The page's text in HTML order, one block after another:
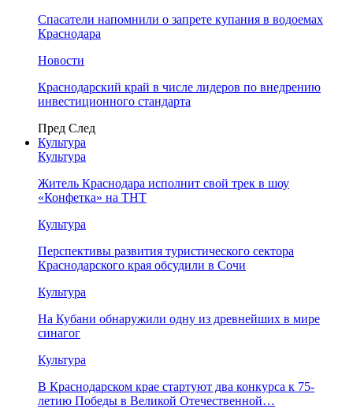
Спасатели напомнили о запрете купания в водоемах
Краснодара
Новости
Краснодарский край в числе лидеров по внедрению
инвестиционного стандарта
Пред След
Культура
Культура
Житель Краснодара исполнит свой трек в шоу
«Конфетка» на ТНТ
Культура
Перспективы развития туристического сектора
Краснодарского края обсудили в Сочи
Культура
На Кубани обнаружили одну из древнейших в мире
синагог
Культура
В Краснодарском крае стартуют два конкурса к 75-
летию Победы в Великой Отечественной…